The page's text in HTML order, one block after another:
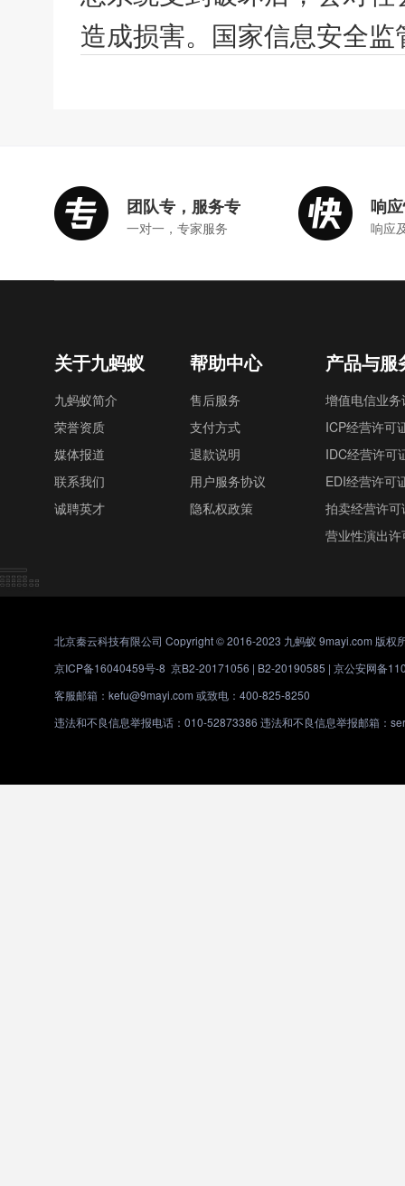
造成损害。国家信息安全
团队专，服务专
一对一，专家服务
响
响应
关于九蚂蚁
九蚂蚁简介
荣誉资质
媒体报道
联系我们
诚聘英才
帮助中心
售后服务
支付方式
退款说明
用户服务协议
隐私权政策
产品与服
增值电信业
ICP经营许可
IDC经营许可
EDI经营许可
拍卖经营许可
营业性演出许
北京秦云科技有限公司 Copyright © 2016-2023 九蚂蚁 9mayi.com 版权
京ICP备16040459号-8 京B2-20171056 | B2-20190585 | 京公安网备
客服邮箱：kefu@9mayi.com 或致电：400-825-8250
违法和不良信息举报电话：010-52873386 违法和不良信息举报邮箱：